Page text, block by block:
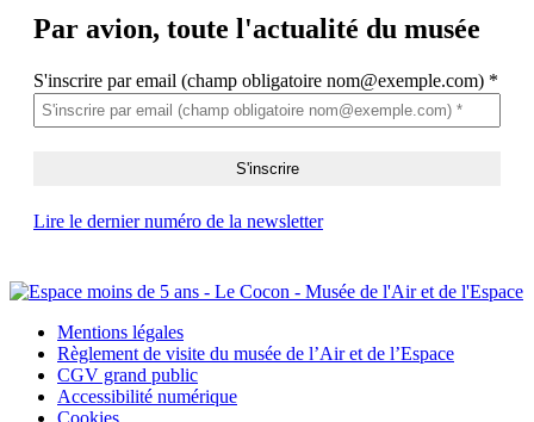
Par avion, toute l'actualité du musée
S'inscrire par email (champ obligatoire nom@exemple.com) *
Lire le dernier numéro de la newsletter
Mentions légales
Règlement de visite du musée de l’Air et de l’Espace
CGV grand public
Accessibilité numérique